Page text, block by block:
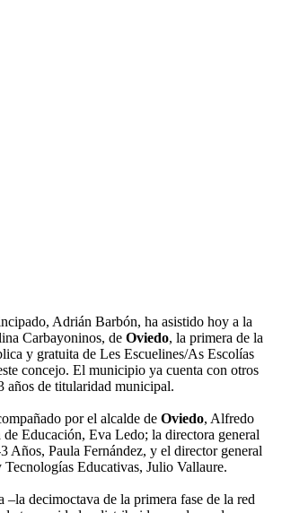
Adrián Barbón, ha asistido hoy a la
Carbayoninos, de Oviedo, la primera de la
y gratuita de Les Escuelines/As Escolías
concejo. El municipio ya cuenta con otros
años de titularidad municipal.
por el alcalde de Oviedo, Alfredo
de Educación, Eva Ledo; la directora general
Años, Paula Fernández, y el director general
Tecnologías Educativas, Julio Vallaure.
–la decimoctava de la primera fase de la red